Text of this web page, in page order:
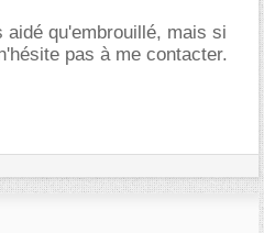
qu'embrouillé, mais si
pas à me contacter.